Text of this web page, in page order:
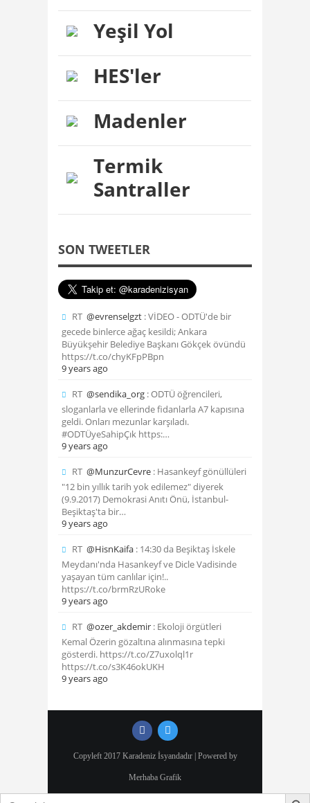
Yeşil Yol
HES'ler
Madenler
Termik
Santraller
SON TWEETLER
RT @evrenselgzt : VİDEO - ODTÜ'de bir
gecede binlerce ağaç kesildi; Ankara
Büyükşehir Belediye Başkanı Gökçek övündü
https://t.co/chyKFpPBpn
9 years ago
RT @sendika_org : ODTÜ öğrencileri,
sloganlarla ve ellerinde fidanlarla A7 kapısına
geldi. Onları mezunlar karşıladı.
#ODTÜyeSahipÇık https:…
9 years ago
RT @MunzurCevre : Hasankeyf gönüllüleri
"12 bin yıllık tarih yok edilemez" diyerek
(9.9.2017) Demokrasi Anıtı Önü, İstanbul-
Beşiktaş'ta bir…
9 years ago
RT @HisnKaifa : 14:30 da Beşiktaş İskele
Meydanı'nda Hasankeyf ve Dicle Vadisinde
yaşayan tüm canlılar için!..
https://t.co/brmRzURoke
9 years ago
RT @ozer_akdemir : Ekoloji örgütleri
Kemal Özerin gözaltına alınmasına tepki
gösterdi. https://t.co/Z7uxolql1r
https://t.co/s3K46okUKH
9 years ago
Copyleft 2017 Karadeniz İsyandadır | Powered by
Merhaba Grafik
Search Search Button